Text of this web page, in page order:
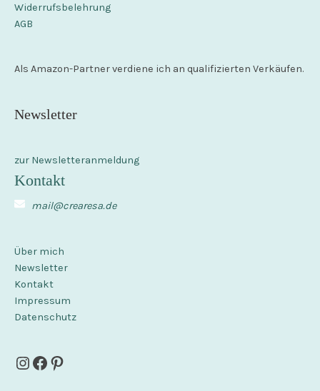
Widerrufsbelehrung
AGB
Als Amazon-Partner verdiene ich an qualifizierten Verkäufen.
Newsletter
zur Newsletteranmeldung
Kontakt
mail@crearesa.de
Über mich
Newsletter
Kontakt
Impressum
Datenschutz
Instagram
Facebook
Pinterest